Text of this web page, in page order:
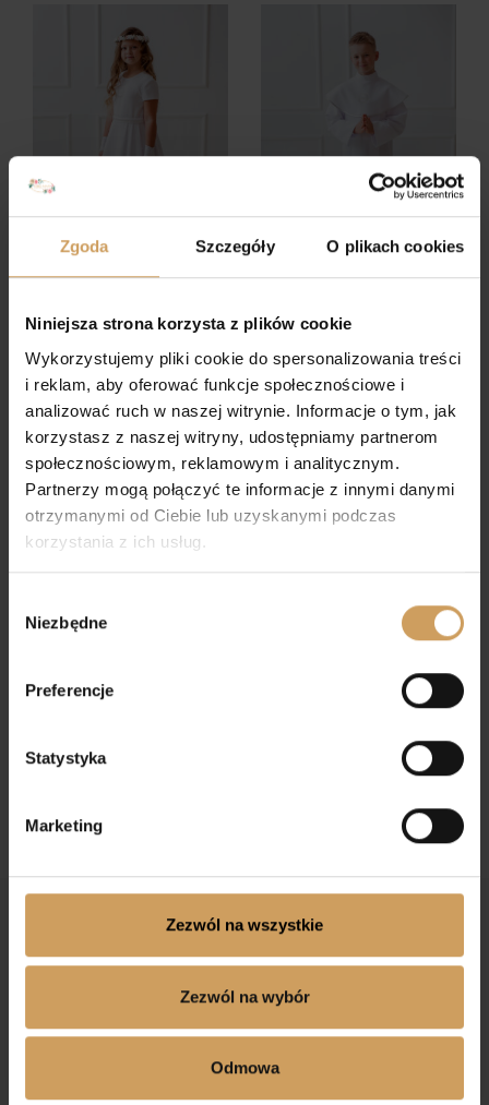
Zgoda Szczegóły O plikach cookies
Niniejsza strona korzysta z plików cookie
Wykorzystujemy pliki cookie do spersonalizowania treści
i reklam, aby oferować funkcje społecznościowe i
analizować ruch w naszej witrynie. Informacje o tym, jak
korzystasz z naszej witryny, udostępniamy partnerom
społecznościowym, reklamowym i analitycznym.
Partnerzy mogą połączyć te informacje z innymi danymi
otrzymanymi od Ciebie lub uzyskanymi podczas
korzystania z ich usług.
zgody
Niezbędne
Preferencje
Statystyka
Marketing
Zezwól na wszystkie
Zezwól na wybór
Odmowa
Sukienka komunijna
Komża komunijna 143 S
Dołącz do nas na Facebooku